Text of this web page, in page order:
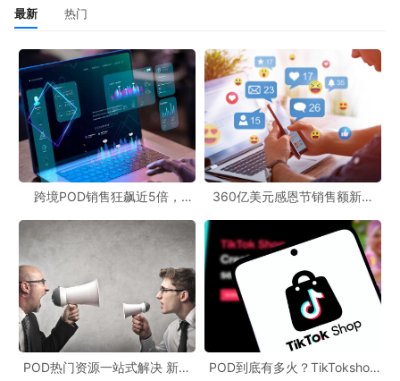
最新 热门
跨境POD销售狂飙近5倍，
360亿美元感恩节销售额新纪
新风潮！
POD热门资源一站式解决 新手
POD到底有多火？TikTokshop